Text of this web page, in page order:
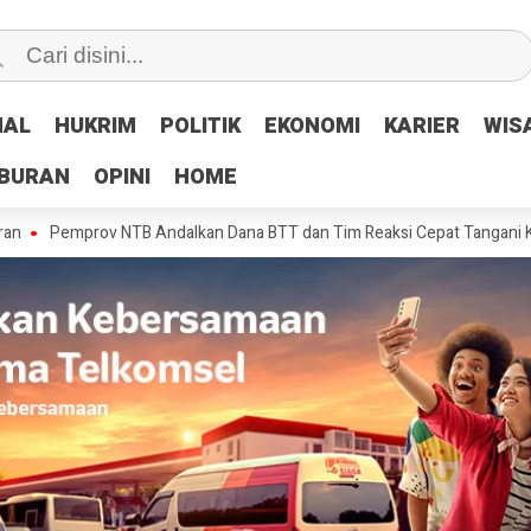
HUKRIM POLITIK EKONOMI KARIER
OPINI HOME
HUKRIM POLITIK EKONOMI KARIER
OPINI HOME
NTB Andalkan Dana BTT dan Tim Reaksi Cepat Tangani Kerusakan